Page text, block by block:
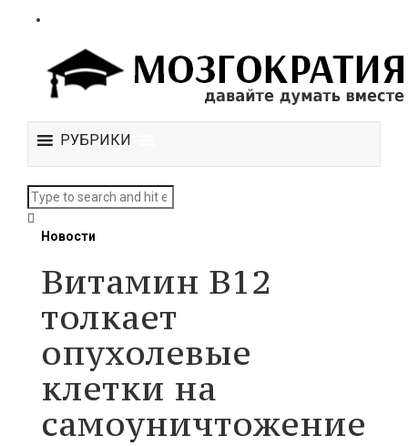
РУБРИКИ
Новости
Витамин В12
толкает
опухолевые
клетки на
самоуничтожение